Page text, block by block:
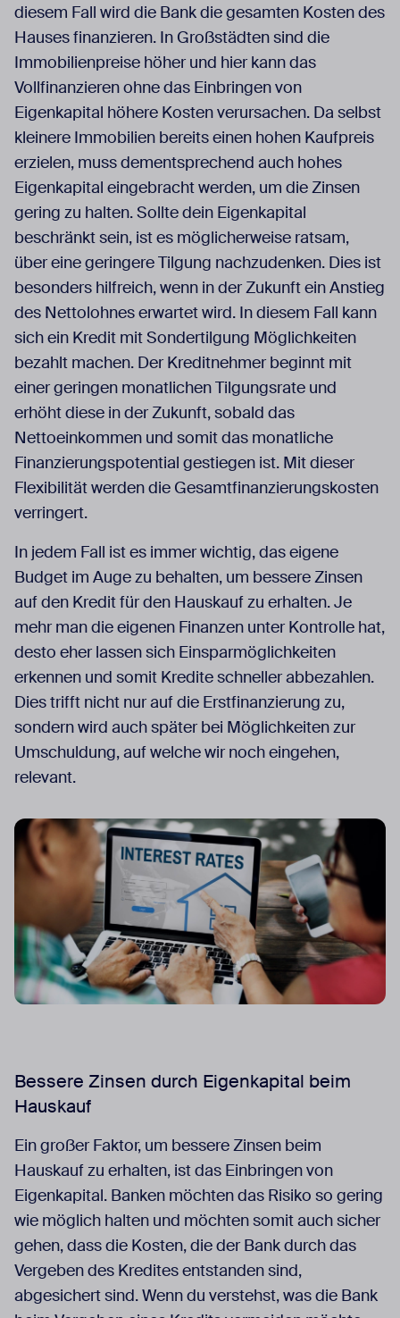
diesem Fall wird die Bank die gesamten Kosten des
Hauses finanzieren. In Großstädten sind die
Immobilienpreise höher und hier kann das
Vollfinanzieren ohne das Einbringen von
Eigenkapital höhere Kosten verursachen. Da selbst
kleinere Immobilien bereits einen hohen Kaufpreis
erzielen, muss dementsprechend auch hohes
Eigenkapital eingebracht werden, um die Zinsen
gering zu halten. Sollte dein Eigenkapital
beschränkt sein, ist es möglicherweise ratsam,
über eine geringere Tilgung nachzudenken. Dies ist
besonders hilfreich, wenn in der Zukunft ein Anstieg
des Nettolohnes erwartet wird. In diesem Fall kann
sich ein Kredit mit Sondertilgung Möglichkeiten
bezahlt machen. Der Kreditnehmer beginnt mit
einer geringen monatlichen Tilgungsrate und
erhöht diese in der Zukunft, sobald das
Nettoeinkommen und somit das monatliche
Finanzierungspotential gestiegen ist. Mit dieser
Flexibilität werden die Gesamtfinanzierungskosten
verringert.
In jedem Fall ist es immer wichtig, das eigene
Budget im Auge zu behalten, um bessere Zinsen
auf den Kredit für den Hauskauf zu erhalten. Je
mehr man die eigenen Finanzen unter Kontrolle hat,
desto eher lassen sich Einsparmöglichkeiten
erkennen und somit Kredite schneller abbezahlen.
Dies trifft nicht nur auf die Erstfinanzierung zu,
sondern wird auch später bei Möglichkeiten zur
Umschuldung, auf welche wir noch eingehen,
relevant.
Bessere Zinsen durch Eigenkapital beim
Hauskauf
Ein großer Faktor, um bessere Zinsen beim
Hauskauf zu erhalten, ist das Einbringen von
Eigenkapital. Banken möchten das Risiko so gering
wie möglich halten und möchten somit auch sicher
gehen, dass die Kosten, die der Bank durch das
Vergeben des Kredites entstanden sind,
abgesichert sind. Wenn du verstehst, was die Bank